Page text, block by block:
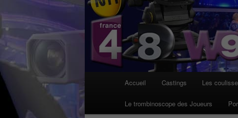
Accueil Castings Les
Le trombinoscope des Joueurs